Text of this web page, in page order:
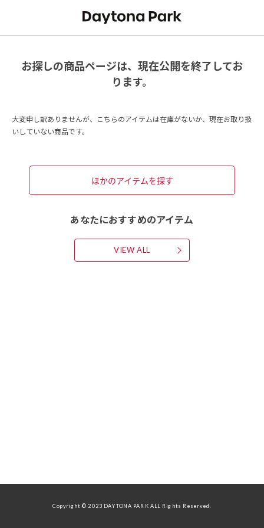
お探しの商品ページは、現在公開を終了してお
ります。
大変申し訳ありませんが、こちらのアイテムは在庫がないか、現在お取り扱
いしていない商品です。
ほかのアイテムを探す
あなたにおすすめのアイテム
VIEW ALL
Copyright © 2023 DAYTONA PARK ALL Rights Reserved.